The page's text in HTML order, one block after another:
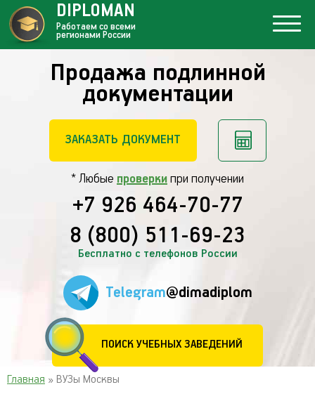
Продажа подлинной
документации
ЗАКАЗАТЬ ДОКУМЕНТ
* Любые проверки при получении
+7 926 464-70-77
8 (800) 511-69-23
Бесплатно с телефонов России
Telegram@dimadiplom
ПОИСК УЧЕБНЫХ ЗАВЕДЕНИЙ
DIPLOMAN
Работаем со всеми
регионами России
Главная » ВУЗы Москвы